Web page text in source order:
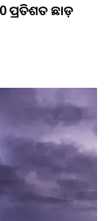
ପ୍ରତିଶତ ଛାଡ଼